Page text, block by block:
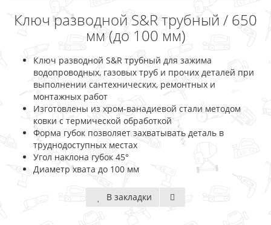
Ключ разводной S&R трубный / 650
мм (до 100 мм)
Ключ разводной S&R трубный для зажима
водопроводных, газовых труб и прочих деталей при
выполнении сантехнических, ремонтных и
монтажных работ
Изготовлены из хром-ванадиевой стали методом
ковки с термической обработкой
Форма губок позволяет захватывать деталь в
труднодоступных местах
Угол наклона губок 45°
Диаметр хвата до 100 мм
В закладки